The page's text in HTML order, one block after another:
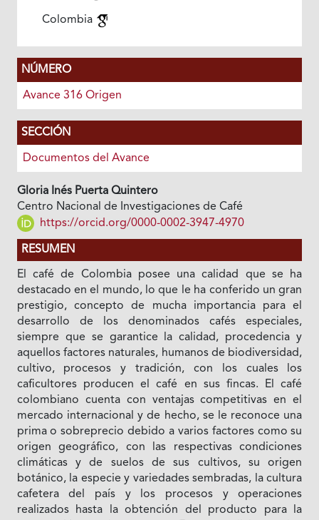
Colombia
NÚMERO
Avance 316 Origen
SECCIÓN
Documentos del Avance
Gloria Inés Puerta Quintero
Centro Nacional de Investigaciones de Café
https://orcid.org/0000-0002-3947-4970
RESUMEN
El café de Colombia posee una calidad que se ha
destacado en el mundo, lo que le ha conferido un gran
prestigio, concepto de mucha importancia para el
desarrollo de los denominados cafés especiales,
siempre que se garantice la calidad, procedencia y
aquellos factores naturales, humanos de biodiversidad,
cultivo, procesos y tradición, con los cuales los
caficultores producen el café en sus fincas. El café
colombiano cuenta con ventajas competitivas en el
mercado internacional y de hecho, se le reconoce una
prima o sobreprecio debido a varios factores como su
origen geográfico, con las respectivas condiciones
climáticas y de suelos de sus cultivos, su origen
botánico, la especie y variedades sembradas, la cultura
cafetera del país y los procesos y operaciones
realizados hasta la obtención del producto para la